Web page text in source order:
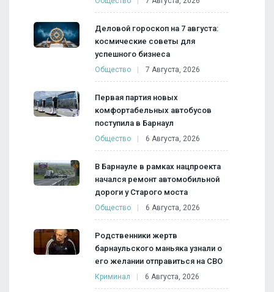
Деловой гороскоп на 7 августа:
космические советы для
успешного бизнеса
Общество 7 Августа, 2026
Первая партия новых
комфортабельных автобусов
поступила в Барнаул
Общество 6 Августа, 2026
В Барнауле в рамках нацпроекта
начался ремонт автомобильной
дороги у Старого моста
Общество 6 Августа, 2026
Родственники жертв
барнаульского маньяка узнали о
его желании отправиться на СВО
Криминал 6 Августа, 2026